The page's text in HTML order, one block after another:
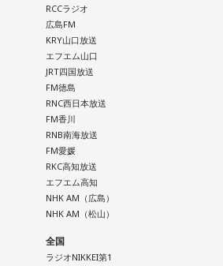
きにするヒントとして、2026年8月8
てみてはいかがでしょうか。
RCCラジオ
広島FM
KRY山口放送
エフエム山口
JRT四国放送
FM徳島
RNC西日本放送
FM香川
RNB南海放送
FM愛媛
RKC高知放送
エフエム高知
NHK AM（広島）
NHK AM（松山）
全国
ラジオNIKKEI第1